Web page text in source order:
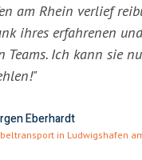
am Rhein verlief
ihres erfahrenen und
Teams. Ich kann sie
Eberhardt
in Ludwigshafen